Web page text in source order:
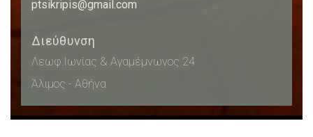
ptsikripis@gmail.com
Διεύθυνση
Λεωφ.Ιωνίας & Αγαμέμνωνος 24
Άλιμος - Αθήνα